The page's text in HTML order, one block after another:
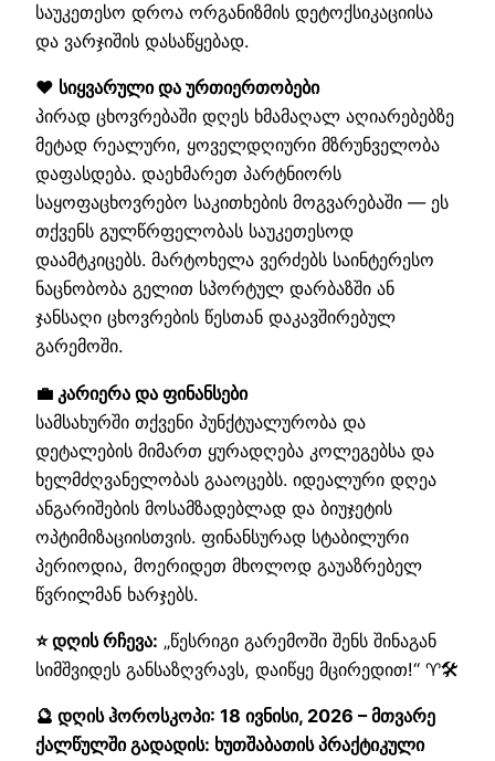
საუკეთესო დროა ორგანიზმის დეტოქსიკაციისა
და ვარჯიშის დასაწყებად.
❤️ სიყვარული და ურთიერთობები
პირად ცხოვრებაში დღეს ხმამაღალ აღიარებებზე
მეტად რეალური, ყოველდღიური მზრუნველობა
დაფასდება. დაეხმარეთ პარტნიორს
საყოფაცხოვრებო საკითხების მოგვარებაში — ეს
თქვენს გულწრფელობას საუკეთესოდ
დაამტკიცებს. მარტოხელა ვერძებს საინტერესო
ნაცნობობა გელით სპორტულ დარბაზში ან
ჯანსაღი ცხოვრების წესთან დაკავშირებულ
გარემოში.
💼 კარიერა და ფინანსები
სამსახურში თქვენი პუნქტუალურობა და
დეტალების მიმართ ყურადღება კოლეგებსა და
ხელმძღვანელობას გააოცებს. იდეალური დღეა
ანგარიშების მოსამზადებლად და ბიუჯეტის
ოპტიმიზაციისთვის. ფინანსურად სტაბილური
პერიოდია, მოერიდეთ მხოლოდ გაუაზრებელ
წვრილმან ხარჯებს.
⭐ დღის რჩევა: „წესრიგი გარემოში შენს შინაგან
სიმშვიდეს განსაზღვრავს, დაიწყე მცირედით!“ ♈🛠️
🔮 დღის ჰოროსკოპი: 18 ივნისი, 2026 – მთვარე
ქალწულში გადადის: ხუთშაბათის პრაქტიკული